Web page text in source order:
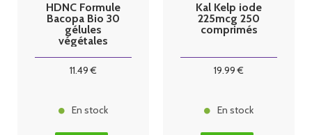
HDNC Formule
Bacopa Bio 30
gélules
végétales
11.49 €
En stock
Kal Kelp iode
225mcg 250
comprimés
19.99 €
En stock